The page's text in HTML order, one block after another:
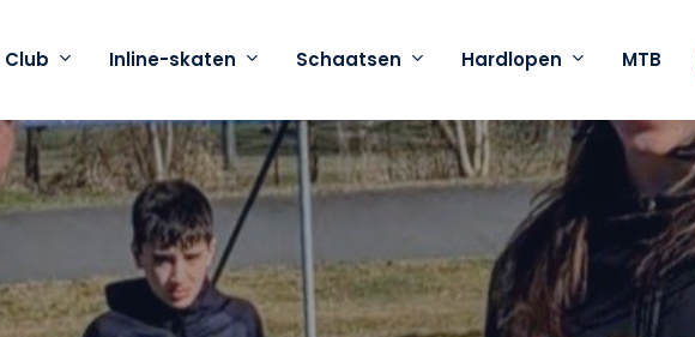
Club Inline-skaten Schaatsen Hardlopen MTB